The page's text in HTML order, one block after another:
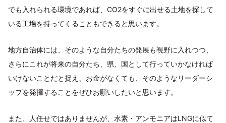
でも入れられる環境であれば、CO2をすぐに出せる土地を探して
いる工場を持ってくることもできると思います。
地方自治体には、そのような自分たちの発展も視野に入れつつ、
さらにこれが将来の自分たち、県、国として行っていかなければ
いけないことだと捉え、お金がなくても、そのようなリーダーシ
ップを発揮することをぜひお願いしたいと思います。
また、人任せではありませんが、水素・アンモニアはLNGに似て